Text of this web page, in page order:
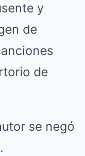
y
de
de
se negó